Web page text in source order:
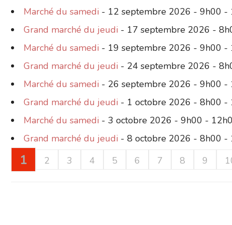
Marché du samedi - 12 septembre 2026 - 9h00 -
Grand marché du jeudi - 17 septembre 2026 -
Marché du samedi - 19 septembre 2026 - 9h00 -
Grand marché du jeudi - 24 septembre 2026 -
Marché du samedi - 26 septembre 2026 - 9h00 -
Grand marché du jeudi - 1 octobre 2026 - 8h00 -
Marché du samedi - 3 octobre 2026 - 9h00 -
Grand marché du jeudi - 8 octobre 2026 - 8h00 -
1 2 3 4 5 6 7 8 9